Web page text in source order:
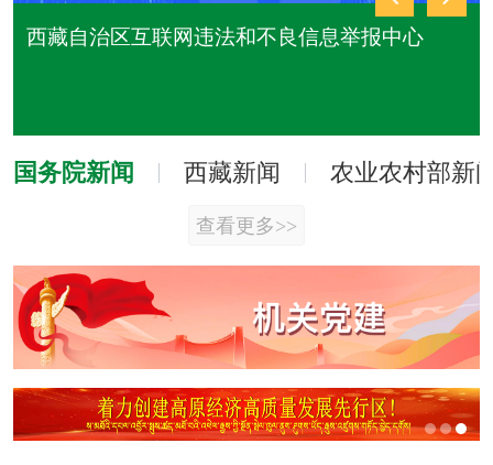
西藏自治区互联网违法和不良信息举报中心
国务院新闻 西藏新闻 农业农村部新
查看更多>>